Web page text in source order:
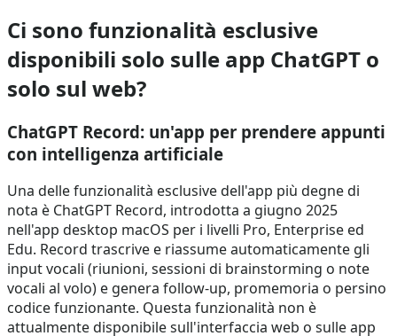
Ci sono funzionalità esclusive
disponibili solo sulle app ChatGPT o
solo sul web?
ChatGPT Record: un'app per prendere appunti
con intelligenza artificiale
Una delle funzionalità esclusive dell'app più degne di
nota è ChatGPT Record, introdotta a giugno 2025
nell'app desktop macOS per i livelli Pro, Enterprise ed
Edu. Record trascrive e riassume automaticamente gli
input vocali (riunioni, sessioni di brainstorming o note
vocali al volo) e genera follow-up, promemoria o persino
codice funzionante. Questa funzionalità non è
attualmente disponibile sull'interfaccia web o sulle app